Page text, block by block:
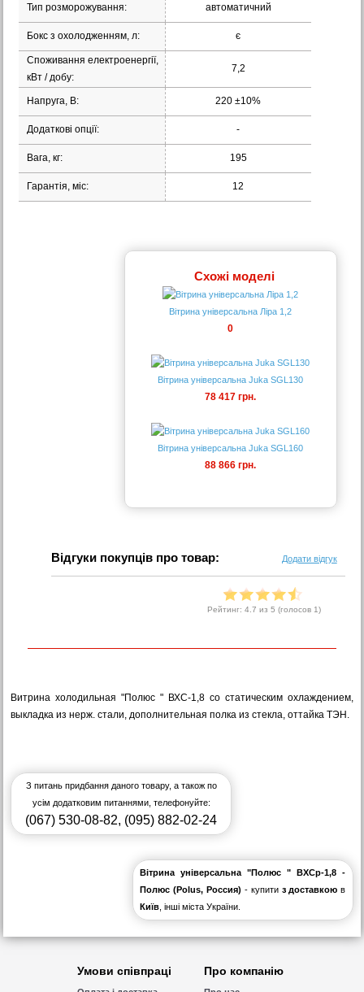
Тип розморожування: автоматичний
Бокс з охолодженням, л: є
Споживання електроенергії,
кВт / добу:
7,2
Напруга, В: 220 ±10%
Додаткові опції: -
Вага, кг: 195
Гарантія, міс: 12
Схожі моделі
Вітрина універсальна Ліра 1,2
0
Вітрина універсальна Juka SGL130
78 417 грн.
Вітрина універсальна Juka SGL160
88 866 грн.
Відгуки покупців про товар: Додати відгук
Рейтинг: 4.7 из 5 (голосов 1)
Витрина холодильная "Полюс " ВХС-1,8 со статическим охлаждением,
выкладка из нерж. стали, дополнительная полка из стекла, оттайка ТЭН.
З питань придбання даного товару, а також по
усім додатковим питаннями, телефонуйте:
(067) 530-08-82, (095) 882-02-24
Вітрина універсальна "Полюс " ВХСр-1,8 -
Полюс (Polus, Россия) - купити з доставкою в
Київ , інші міста України.
Умови співпраці Про компанію